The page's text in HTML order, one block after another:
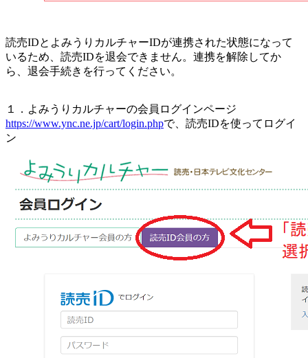
読売IDとよみうりカルチャーIDが連携された状態になって
いるため、読売IDを退会できません。連携を解除してか
ら、退会手続きを行ってください。
１．よみうりカルチャーの会員ログインページ
https://www.ync.ne.jp/cart/login.phpで、読売IDを使ってログイ
ン